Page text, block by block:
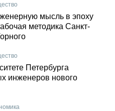
мысль в эпоху
методика Санкт-
Петербурга
инженеров нового